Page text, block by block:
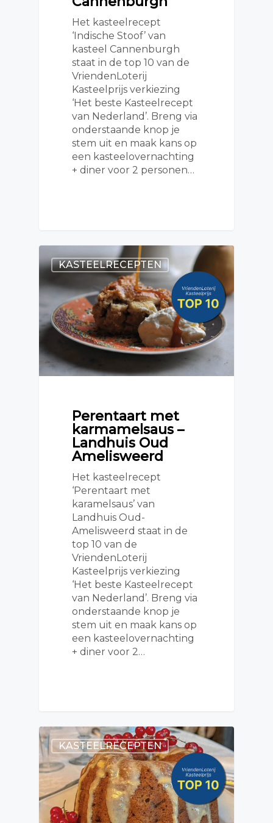
Het kasteelrecept
‘Indische Stoof’ van
kasteel Cannenburgh
staat in de top 10 van de
VriendenLoterij
Kasteelprijs verkiezing
‘Het beste Kasteelrecept
van Nederland’. Breng via
onderstaande knop je
stem uit en maak kans op
een kasteelovernachting
+ diner voor 2 personen…
KASTEELRECEPTEN
Perentaart met
karmamelsaus –
Landhuis Oud
Amelisweerd
Het kasteelrecept
‘Perentaart met
karamelsaus’ van
Landhuis Oud-
Amelisweerd staat in de
top 10 van de
VriendenLoterij
Kasteelprijs verkiezing
‘Het beste Kasteelrecept
van Nederland’. Breng via
onderstaande knop je
stem uit en maak kans op
een kasteelovernachting
+ diner voor 2…
KASTEELRECEPTEN